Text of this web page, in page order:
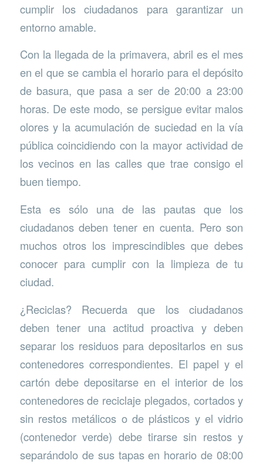
cumplir los ciudadanos para garantizar un
entorno amable.
Con la llegada de la primavera, abril es el mes
en el que se cambia el horario para el depósito
de basura, que pasa a ser de 20:00 a 23:00
horas. De este modo, se persigue evitar malos
olores y la acumulación de suciedad en la vía
pública coincidiendo con la mayor actividad de
los vecinos en las calles que trae consigo el
buen tiempo.
Esta es sólo una de las pautas que los
ciudadanos deben tener en cuenta. Pero son
muchos otros los imprescindibles que debes
conocer para cumplir con la limpieza de tu
ciudad.
¿Reciclas? Recuerda que los ciudadanos
deben tener una actitud proactiva y deben
separar los residuos para depositarlos en sus
contenedores correspondientes. El papel y el
cartón debe depositarse en el interior de los
contenedores de reciclaje plegados, cortados y
sin restos metálicos o de plásticos y el vidrio
(contenedor verde) debe tirarse sin restos y
separándolo de sus tapas en horario de 08:00